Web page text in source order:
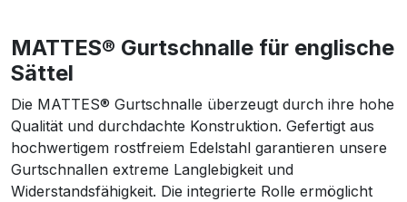
MATTES® Gurtschnalle für englische
Sättel
Die MATTES® Gurtschnalle überzeugt durch ihre hohe
Qualität und durchdachte Konstruktion. Gefertigt aus
hochwertigem rostfreiem Edelstahl garantieren unsere
Gurtschnallen extreme Langlebigkeit und
Widerstandsfähigkeit. Die integrierte Rolle ermöglicht